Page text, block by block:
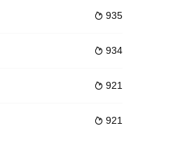
，重点展现了周明睿三兄弟的兄弟情，三
 935
 934
 921
 921